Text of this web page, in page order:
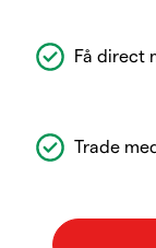
Få direct
Trade